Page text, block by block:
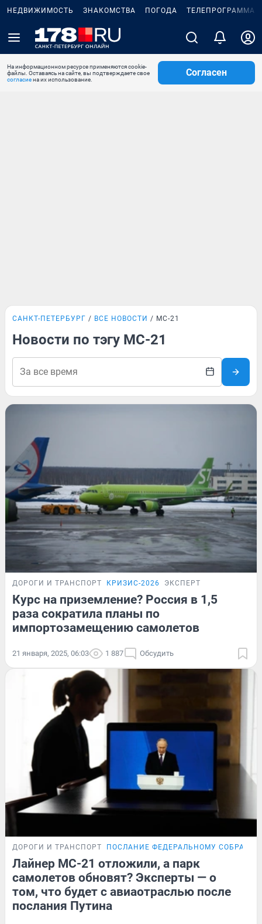
НЕДВИЖИМОСТЬ ЗНАКОМСТВА ПОГОДА ТЕЛЕПРОГРАММА
На информационном ресурсе применяются cookie-
файлы. Оставаясь на сайте, вы подтверждаете свое
согласиена их использование.
Согласен
САНКТ-ПЕТЕРБУРГ ВСЕ НОВОСТИ MC-21
Новости по тэгу MC-21
ДОРОГИ И ТРАНСПОРТ КРИЗИС-2026 ЭКСПЕРТ
Курс на приземление? Россия в 1,5
раза сократила планы по
импортозамещению самолетов
21 января, 2025, 06:03 1 887 Обсудить
ДОРОГИ И ТРАНСПОРТ ПОСЛАНИЕ ФЕДЕРАЛЬНОМУ
Лайнер MC-21 отложили, а парк
самолетов обновят? Эксперты — о
том, что будет с авиаотраслью после
послания Путина